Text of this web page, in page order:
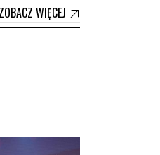
ZOBACZ WIĘCEJ